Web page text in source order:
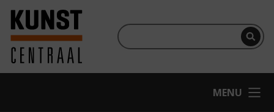
Ga naar hoofdinhoud
Terug naar homepage
OPEN
MENU